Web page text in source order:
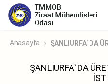
Anasayfa ŞANLIURFA`DA
ŞANLIURFA`DA